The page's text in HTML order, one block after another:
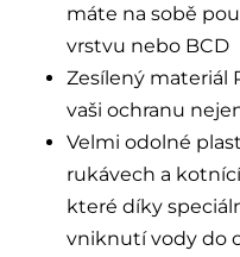
máte na sobě
vrstvu nebo BCD
Zesílený materiál
vaši ochranu
Velmi odolné
rukávech a
které díky
vniknutí vody do